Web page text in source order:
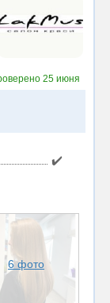
25 июня
✔️
6 фото